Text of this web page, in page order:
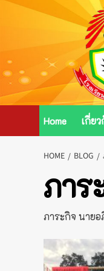
Skip
Home เกี่ย
HOME BLOG
ภาร
ภาระกิจ นาย